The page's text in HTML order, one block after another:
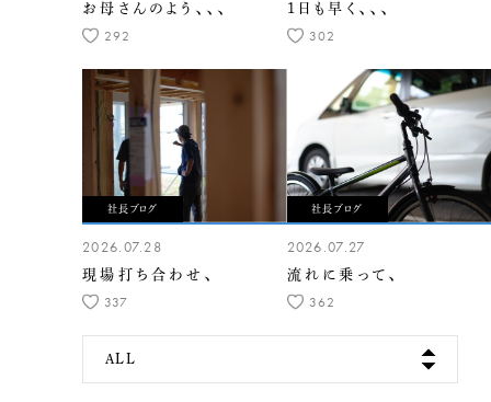
お母さんのよう、、、
292
1日も早く、、、
302
社長ブログ
2026.07.28
現場打ち合わせ、
337
社長ブログ
2026.07.27
流れに乗って、
362
ALL